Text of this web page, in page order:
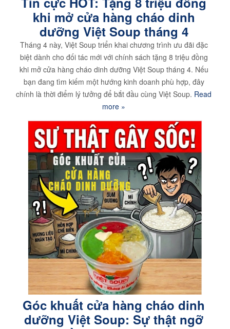
khi mở cửa hàng cháo dinh
dưỡng Việt Soup tháng 4
Tháng 4 này, Việt Soup triển khai chương trình ưu đãi đặc
biệt dành cho đối tác mới với chính sách tặng 8 triệu đồng
khi mở cửa hàng cháo dinh dưỡng Việt Soup tháng 4. Nếu
bạn đang tìm kiếm một hướng kinh doanh phù hợp, đây
chính là thời điểm lý tưởng để bắt đầu cùng Việt Soup. Read
more »
Góc khuất cửa hàng cháo dinh
dưỡng Việt Soup: Sự thật ngỡ